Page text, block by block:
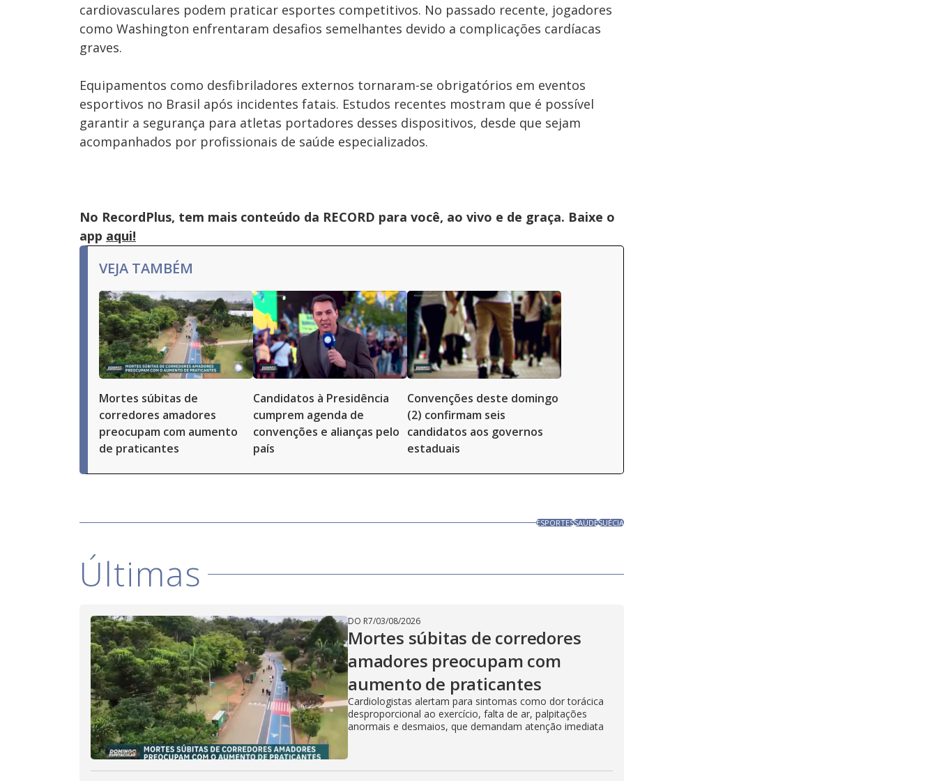
cardiovasculares podem praticar esportes competitivos. No passado recente, jogadores
como Washington enfrentaram desafios semelhantes devido a complicações cardíacas
graves.
Equipamentos como desfibriladores externos tornaram-se obrigatórios em eventos
esportivos no Brasil após incidentes fatais. Estudos recentes mostram que é possível
garantir a segurança para atletas portadores desses dispositivos, desde que sejam
acompanhados por profissionais de saúde especializados.
No RecordPlus, tem mais conteúdo da RECORD para você, ao vivo e de graça. Baixe o
app aqui!
VEJA TAMBÉM
Mortes súbitas de
corredores amadores
preocupam com aumento
de praticantes
Candidatos à Presidência
cumprem agenda de
convenções e alianças pelo
país
Convenções deste domingo
(2) confirmam seis
candidatos aos governos
estaduais
ESPORTESSAÚDESUÉCIA
Últimas
DO R7/03/08/2026
Mortes súbitas de corredores
amadores preocupam com
aumento de praticantes
Cardiologistas alertam para sintomas como dor torácica
desproporcional ao exercício, falta de ar, palpitações
anormais e desmaios, que demandam atenção imediata